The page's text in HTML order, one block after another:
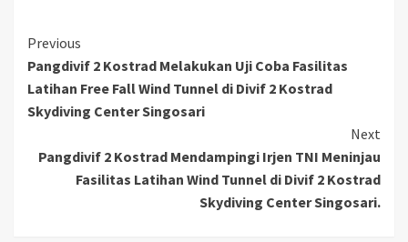
Previous
Pangdivif 2 Kostrad Melakukan Uji Coba Fasilitas
Latihan Free Fall Wind Tunnel di Divif 2 Kostrad
Skydiving Center Singosari
Next
Pangdivif 2 Kostrad Mendampingi Irjen TNI Meninjau
Fasilitas Latihan Wind Tunnel di Divif 2 Kostrad
Skydiving Center Singosari.